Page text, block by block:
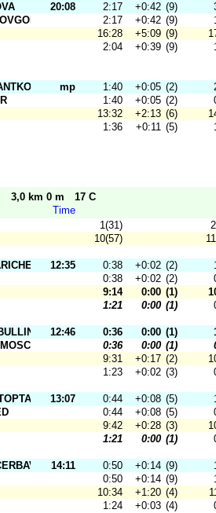
20:08 2:17 +0:42 (9)
2:17 +0:42 (9)
16:28
+5:09 (9)
2:04
+0:39 (9)
mp 1:40 +0:05 (2)
1:40 +0:05 (2)
13:32
+2:13 (6)
1:36
+0:11 (5)
3,0 km 0 m
17 C
Time
1(31)
10(57)
12:35 0:38 +0:02 (2)
0:38 +0:02 (2)
9:14
0:00 (1)
1:21
0:00 (1)
12:46 0:36 0:00 (1)
0:36 0:00 (1)
9:31
+0:17 (2)
1:23
+0:02 (3)
13:07 0:44 +0:08 (5)
0:44 +0:08 (5)
9:42
+0:28 (3)
1:21
0:00 (1)
14:11 0:50 +0:14 (9)
0:50 +0:14 (9)
10:34
+1:20 (4)
1:24
+0:03 (4)